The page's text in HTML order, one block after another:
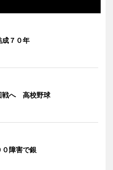
成７０年
戦へ 高校野球
障害で銀